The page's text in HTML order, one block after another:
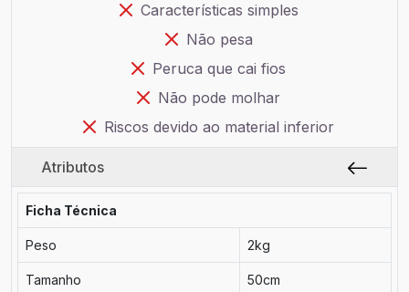
Características simples
Não pesa
Peruca que cai fios
Não pode molhar
Riscos devido ao material inferior
Atributos
Ficha Técnica
Peso 2kg
Tamanho 50cm